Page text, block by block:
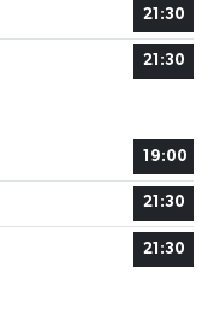
21:30
21:30
19:00
21:30
21:30